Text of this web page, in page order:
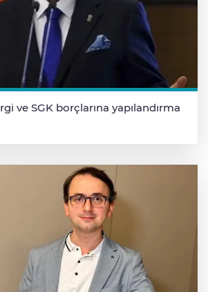
ve SGK borçlarına yapılandırma